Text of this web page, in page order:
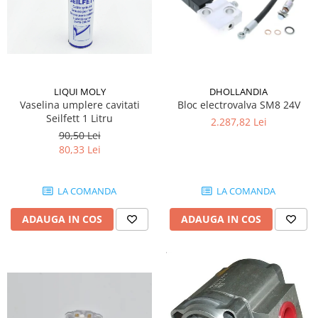
LIQUI MOLY
Vaselina umplere cavitati
Seilfett 1 Litru
90,50 Lei
80,33 Lei
LA COMANDA
ADAUGA IN COS
DHOLLANDIA
Bloc electrovalva SM8 24V
2.287,82 Lei
LA COMANDA
ADAUGA IN COS